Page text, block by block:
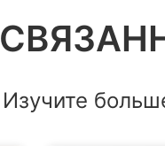
Изучите